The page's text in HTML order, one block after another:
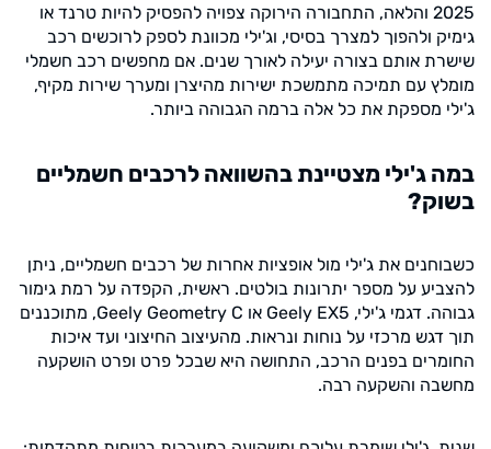
2025 והלאה, התחבורה הירוקה צפויה להפסיק להיות טרנד או
גימיק ולהפוך למצרך בסיסי, וג'ילי מכוונת לספק לרוכשים רכב
שישרת אותם בצורה יעילה לאורך שנים. אם מחפשים רכב חשמלי
מומלץ עם תמיכה מתמשכת ישירות מהיצרן ומערך שירות מקיף,
ג'ילי מספקת את כל אלה ברמה הגבוהה ביותר.
במה ג'ילי מצטיינת בהשוואה לרכבים חשמליים
בשוק?
כשבוחנים את ג'ילי מול אופציות אחרות של רכבים חשמליים, ניתן
להצביע על מספר יתרונות בולטים. ראשית, הקפדה על רמת גימור
גבוהה. דגמי ג'ילי, Geely EX5 או Geely Geometry C, מתוכננים
תוך דגש מרכזי על נוחות ונראות. מהעיצוב החיצוני ועד איכות
החומרים בפנים הרכב, התחושה היא שבכל פרט ופרט הושקעה
מחשבה והשקעה רבה.